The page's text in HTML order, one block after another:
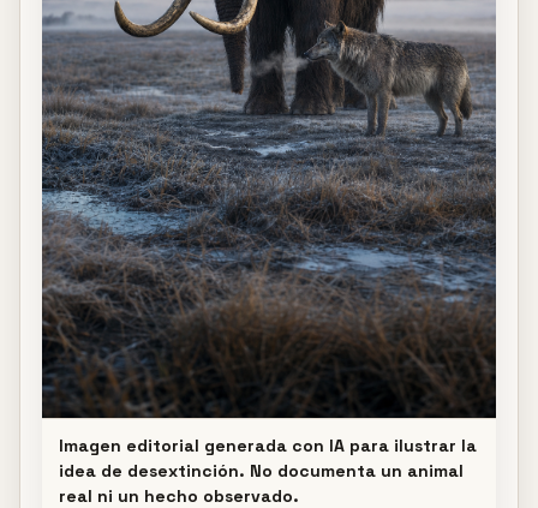
Imagen editorial generada con IA para ilustrar la
idea de desextinción. No documenta un animal
real ni un hecho observado.